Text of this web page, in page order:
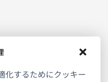
化するためにクッキー